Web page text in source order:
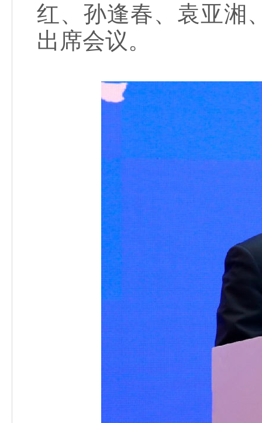
红、孙逢春、袁亚湘
出席会议。